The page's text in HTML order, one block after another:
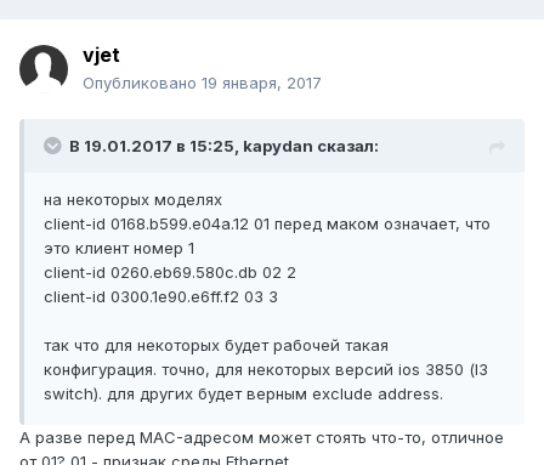
vjet
Опубликовано 19 января, 2017
В 19.01.2017 в 15:25, kapydan сказал:
на некоторых моделях
client-id 0168.b599.e04a.12 01 перед маком означает, что
это клиент номер 1
client-id 0260.eb69.580c.db 02 2
client-id 0300.1e90.e6ff.f2 03 3
так что для некоторых будет рабочей такая
конфигурация. точно, для некоторых версий ios 3850 (l3
switch). для других будет верным exclude address.
А разве перед MAC-адресом может стоять что-то, отличное